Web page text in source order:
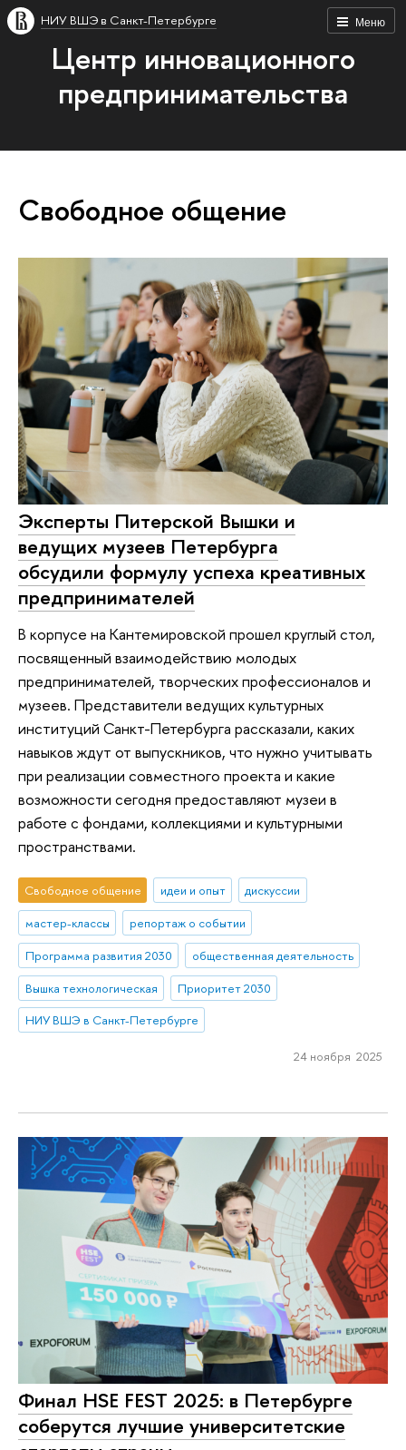
Меню
НИУ ВШЭ в Санкт-Петербурге
Центр инновационного
предпринимательства
Свободное общение
Эксперты Питерской Вышки и
ведущих музеев Петербурга
обсудили формулу успеха креативных
предпринимателей
В корпусе на Кантемировской прошел круглый стол,
посвященный взаимодействию молодых
предпринимателей, творческих профессионалов и
музеев. Представители ведущих культурных
институций Санкт-Петербурга рассказали, каких
навыков ждут от выпускников, что нужно учитывать
при реализации совместного проекта и какие
возможности сегодня предоставляют музеи в
работе с фондами, коллекциями и культурными
пространствами.
Свободное общение идеи и опыт
дискуссии
мастер-классы
репортаж о событии
Программа развития 2030
общественная деятельность
Вышка технологическая
Приоритет 2030
НИУ ВШЭ в Санкт-Петербурге
24 ноября 2025
Финал HSE FEST 2025: в Петербурге
соберутся лучшие университетские